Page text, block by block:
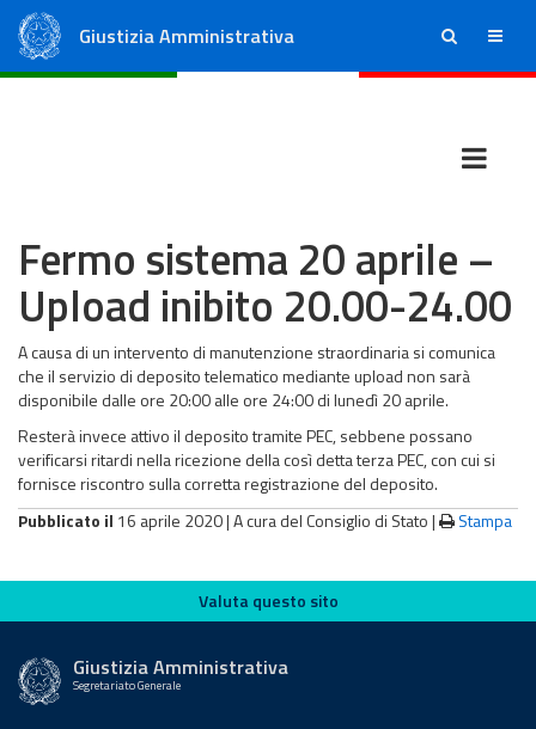
Giustizia Amministrativa ricerca menu
Fermo sistema 20 aprile –
Upload inibito 20.00-24.00
A causa di un intervento di manutenzione straordinaria si comunica
che il servizio di deposito telematico mediante upload non sarà
disponibile dalle ore 20:00 alle ore 24:00 di lunedì 20 aprile.
Resterà invece attivo il deposito tramite PEC, sebbene possano
verificarsi ritardi nella ricezione della così detta terza PEC, con cui si
fornisce riscontro sulla corretta registrazione del deposito.
Pubblicato il 16 aprile 2020 |A cura del Consiglio di Stato| Stampa
Valuta questo sito
Valuta questo sito
Giustizia Amministrativa
Segretariato Generale